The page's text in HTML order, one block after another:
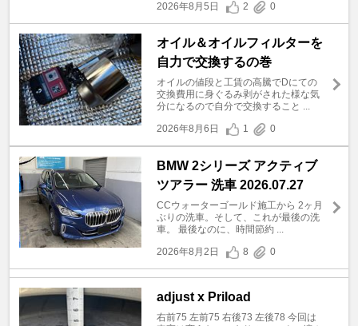
2026年8月5日
2 0
オイル＆オイルフィルターを
自力で交換するの巻
オイルの値段と工賃の高騰でDにての
交換費用に身ぐるみ剥がされた様な気
分になるので自分で交換すること ...
2026年8月6日
1 0
BMW 2シリーズ アクティブ
ツアラー 洗車 2026.07.27
CCウォーターゴールド施工から 2ヶ月
ぶりの洗車。そして、これが最後の洗
車。 最後なのに、時間節約 ...
2026年8月2日
8 0
adjust x Priload
右前75 左前75 右後73 左後78 今回は